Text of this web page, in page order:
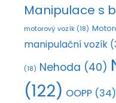
Manipulace s
motorový vozík (18)
manipulační vozík
(18) Nehoda (40)
(122) OOPP (34)